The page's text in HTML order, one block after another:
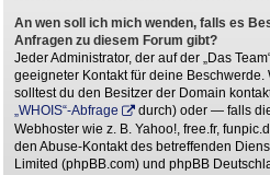
An wen soll ich mich wenden, falls es
Anfragen zu diesem Forum gibt?
Jeder Administrator, der auf der „Das
geeigneter Kontakt für deine Beschwerde.
solltest du den Besitzer der Domain
„WHOIS“-Abfrage
durch) oder — falls
Webhoster wie z. B. Yahoo!, free.fr,
den Abuse-Kontakt des betreffenden
Limited (phpBB.com) und phpBB